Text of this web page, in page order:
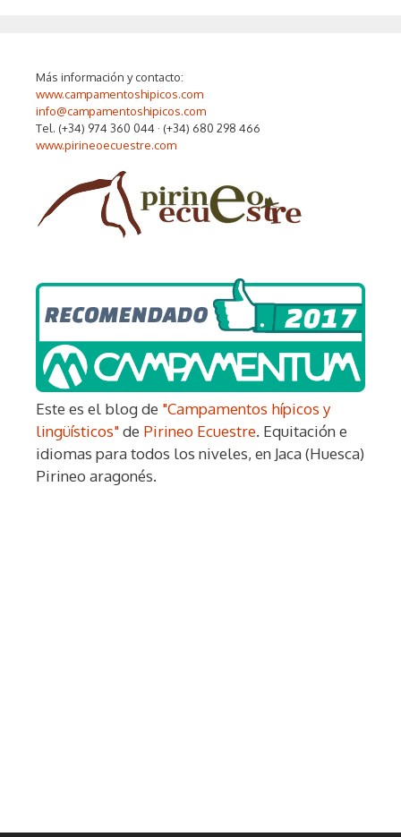
Más información y contacto:
www.campamentoshipicos.com
info@campamentoshipicos.com
Tel. (+34) 974 360 044 · (+34) 680 298 466
www.pirineoecuestre.com
Este es el blog de "Campamentos hípicos y
lingüísticos"de Pirineo Ecuestre. Equitación e
idiomas para todos los niveles, en Jaca (Huesca)
Pirineo aragonés.